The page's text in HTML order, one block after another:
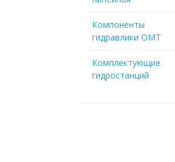
Компоненты
гидравлики OMT
Комплектующие
гидростанций